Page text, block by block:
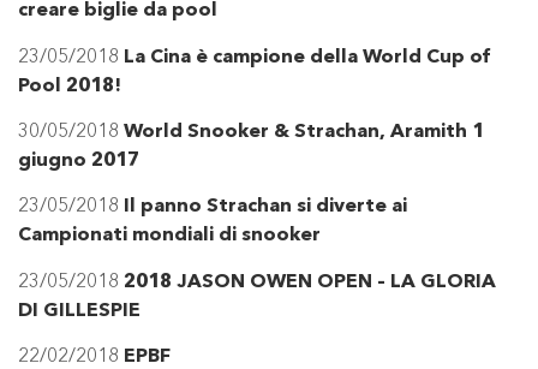
creare biglie da pool
23/05/2018 La Cina è campione della World Cup of
Pool 2018!
30/05/2018 World Snooker & Strachan, Aramith 1
giugno 2017
23/05/2018 Il panno Strachan si diverte ai
Campionati mondiali di snooker
23/05/2018 2018 JASON OWEN OPEN – LA GLORIA
DI GILLESPIE
22/02/2018 EPBF